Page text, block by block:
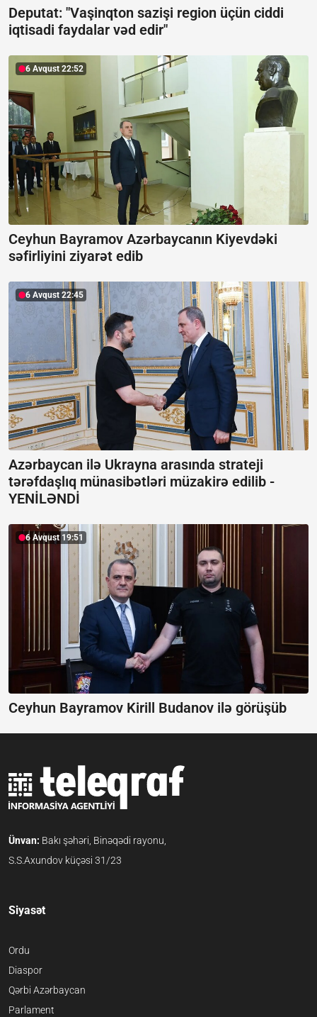
Deputat: "Vaşinqton sazişi region üçün ciddi
iqtisadi faydalar vəd edir"
6 Avqust 22:52
Ceyhun Bayramov Azərbaycanın Kiyevdəki
səfirliyini ziyarət edib
6 Avqust 22:45
Azərbaycan ilə Ukrayna arasında strateji
tərəfdaşlıq münasibətləri müzakirə edilib -
YENİLƏNDİ
6 Avqust 19:51
Ceyhun Bayramov Kirill Budanov ilə görüşüb
Ünvan: Bakı şəhəri, Binəqədi rayonu,
S.S.Axundov küçəsi 31/23
Siyasət
Ordu
Diaspor
Qərbi Azərbaycan
Parlament